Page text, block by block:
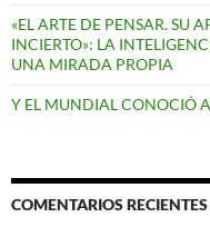
«EL ARTE DE PENSAR. SU
INCIERTO»: LA
UNA MIRADA PROPIA
Y EL MUNDIAL CONOCIÓ
COMENTARIOS RECIENTES